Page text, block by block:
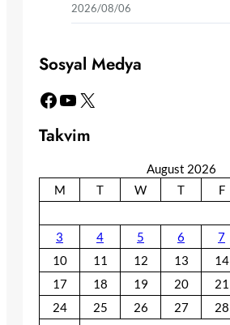
2026/08/06
Sosyal Medya
Facebook YouTube X
Takvim
August 2026
M
T W T F
3
4 5 6 7
10
11 12 13 14
17
18 19 20 21
24
25 26 27 28